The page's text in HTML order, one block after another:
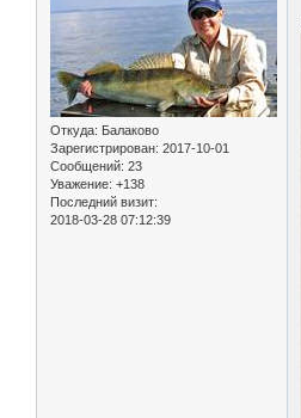
Откуда: Балаково
Зарегистрирован: 2017-10-01
Сообщений: 23
Уважение: +138
Последний визит:
2018-03-28 07:12:39